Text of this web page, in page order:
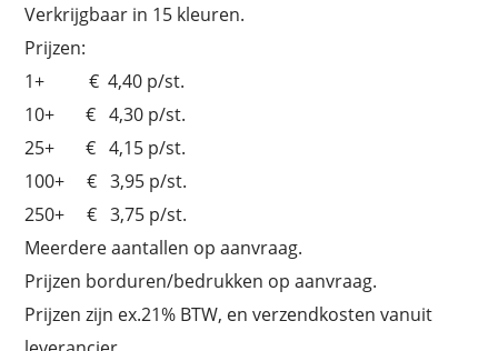
Verkrijgbaar in 15 kleuren.
Prijzen:
1+ € 4,40 p/st.
10+ € 4,30 p/st.
25+ € 4,15 p/st.
100+ € 3,95 p/st.
250+ € 3,75 p/st.
Meerdere aantallen op aanvraag.
Prijzen borduren/bedrukken op aanvraag.
Prijzen zijn ex.21% BTW, en verzendkosten vanuit